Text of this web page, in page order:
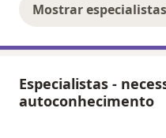
Mostrar especialistas
Especialistas -
autoconhecimento